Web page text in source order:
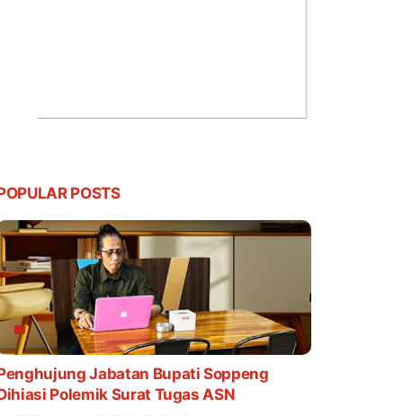
POSTS
Jabatan Bupati Soppeng
Polemik Surat Tugas ASN